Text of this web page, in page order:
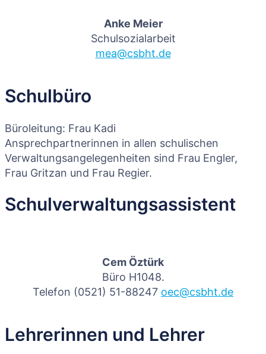
Anke Meier
Schulsozialarbeit
mea@csbht.de
Schulbüro
Büroleitung: Frau Kadi
Ansprechpartnerinnen in allen schulischen
Verwaltungsangelegenheiten sind Frau Engler,
Frau Gritzan und Frau Regier.
Schulverwaltungsassistent
Cem Öztürk
Büro H1048.
Telefon (0521) 51-88247 oec@csbht.de
Lehrerinnen und Lehrer